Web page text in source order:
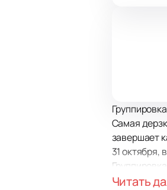
Самая
завершает
31 октября,
Beach Hotel.
Читать